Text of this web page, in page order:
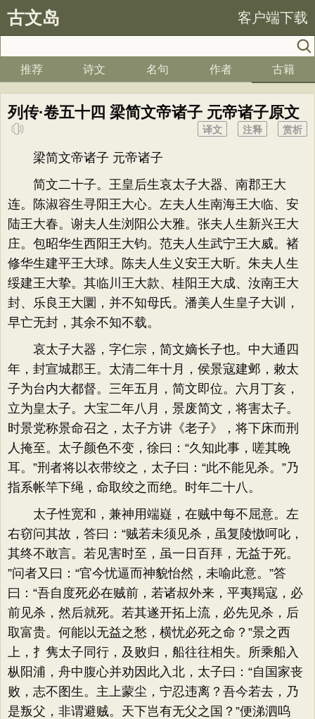
古文岛 客户端下载
推荐 诗文 名句 作者 古籍
列传·卷五十四 梁简文帝诸子 元帝诸子原文
赏析
注释
译文
梁简文帝诸子 元帝诸子
简文二十子。王皇后生哀太子大器、南郡王大
连。陈淑容生寻阳王大心。左夫人生南海王大临、安
陆王大春。谢夫人生浏阳公大雅。张夫人生新兴王大
庄。包昭华生西阳王大钧。范夫人生武宁王大威。褚
修华生建平王大球。陈夫人生义安王大昕。朱夫人生
绥建王大挚。其临川王大款、桂阳王大成、汝南王大
封、乐良王大圜，并不知母氏。潘美人生皇子大训，
早亡无封，其余不知不载。
哀太子大器，字仁宗，简文嫡长子也。中大通四
年，封宣城郡王。太清二年十月，侯景寇建邺，敕太
子为台内大都督。三年五月，简文即位。六月丁亥，
立为皇太子。大宝二年八月，景废简文，将害太子。
时景党称景命召之，太子方讲《老子》​，将下床而刑
人掩至。太子颜色不变，徐曰：​“久知此事，嗟其晚
耳。​”刑者将以衣带绞之，太子曰：​“此不能见杀。​”乃
指系帐竿下绳，命取绞之而绝。时年二十八。
太子性宽和，兼神用端嶷，在贼中每不屈意。左
右窃问其故，答曰：​“贼若未须见杀，虽复陵慠呵叱，
其终不敢言。若见害时至，虽一日百拜，无益于死。​
”问者又曰：​“官今忧逼而神貌怡然，未喻此意。​”答
曰：​“吾自度死必在贼前，若诸叔外来，平夷羯寇，必
前见杀，然后就死。若其遂开拓上流，必先见杀，后
取富贵。何能以无益之愁，横忧必死之命？​”景之西
上，扌隽太子同行，及败归，船往往相失。所乘船入
枞阳浦，舟中腹心并劝因此入北，太子曰：​“自国家丧
败，志不图生。主上蒙尘，宁忍违离？吾今若去，乃
是叛父，非谓避贼。天下岂有无父之国？​”便涕泗呜